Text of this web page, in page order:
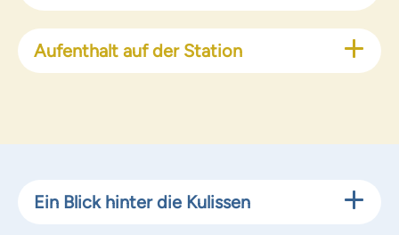
Aufenthalt auf der Station
Ein Blick hinter die Kulissen